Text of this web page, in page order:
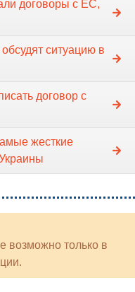
договоры с ЕС,
ситуацию в
договор с
жесткие
возможно только в